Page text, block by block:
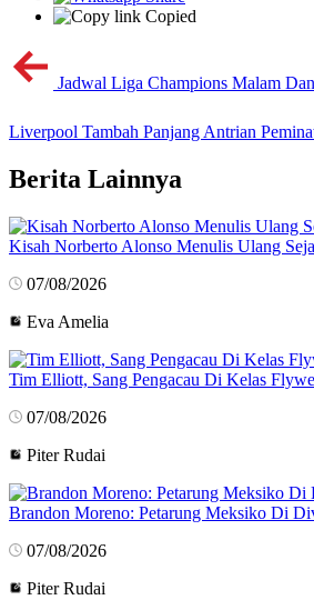
Copied
Jadwal Liga Champions Malam
Liverpool Tambah Panjang Antrian
Berita Lainnya
Kisah Norberto Alonso Menulis Ulang
07/08/2026
Eva Amelia
Tim Elliott, Sang Pengacau Di Kelas
07/08/2026
Piter Rudai
Brandon Moreno: Petarung Meksiko Di
07/08/2026
Piter Rudai